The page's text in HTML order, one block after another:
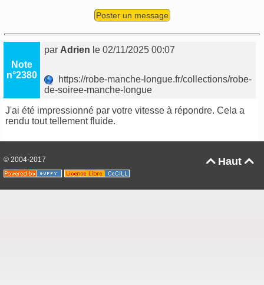
Poster un message
Note
n°2380
par Adrien le 02/11/2025 00:07
https://robe-manche-longue.fr/collections/robe-
de-soiree-manche-longue
J'ai été impressionné par votre vitesse à répondre. Cela a
rendu tout tellement fluide.
Haut 
© 2004-2017